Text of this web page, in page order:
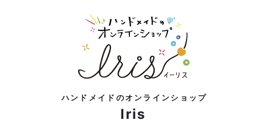
ハンドメイドのオンラインショップ
Iris